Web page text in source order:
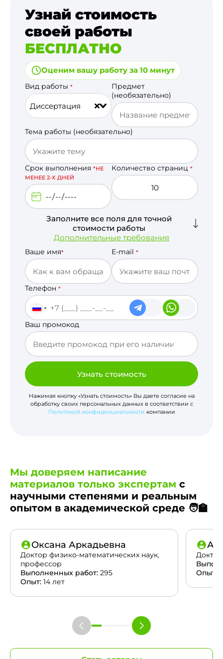
Узнай стоимость
своей работы
БЕСПЛАТНО
Оценим вашу работу за 10 минут
Вид работы *
Диссертация
Предмет
(необязательно)
Тема работы (необязательно)
Срок выполнения *НЕ
МЕНЕЕ 2-Х ДНЕЙ
Количество страниц *
Заполните все поля для точной
стоимости работы
Дополнительные требования
Ваше имя* E-mail *
Телефон *
Ваш промокод
Узнать стоимость
Нажимая кнопку «Узнать стоимость» Вы даете согласие на
обработку своих персональных данных в соответствии с
Политикой конфиденциальности компании
Мы доверяем написание
материалов только экспертам с
научными степенями и реальным
опытом в академической среде 🧑‍🏫
Оксана Аркадьевна
Доктор физико-математических наук,
профессор
Выполненных работ: 295
Опыт: 14 лет
Опыт: